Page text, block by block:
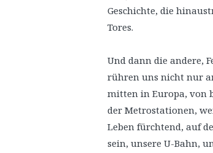
Geschichte, die
Tores.
Und dann die andere,
rühren uns nicht nur
mitten in Europa, von
der Metrostationen,
Leben fürchtend, auf
sein, unsere U-Bahn,